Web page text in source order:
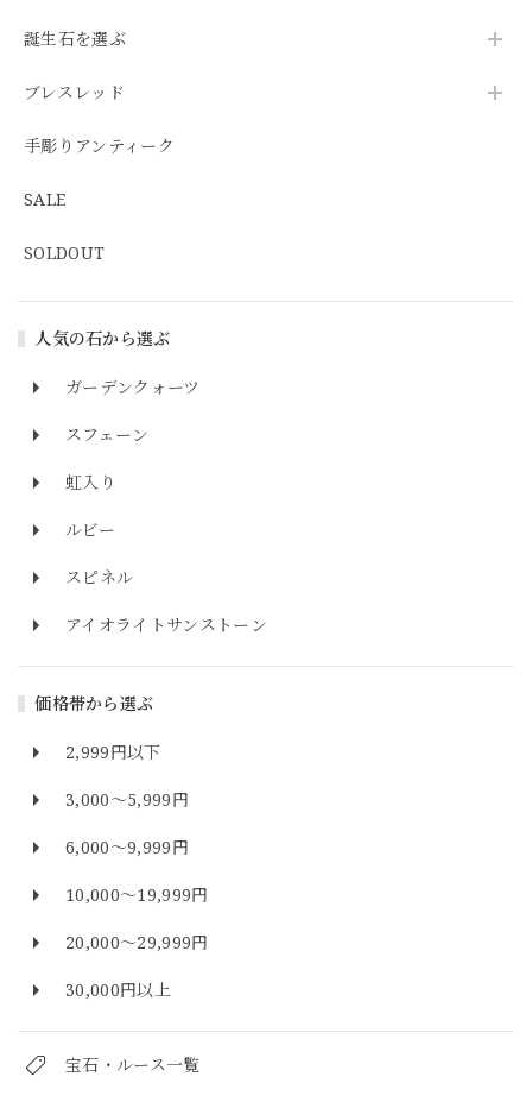
誕生石を選ぶ
ブレスレッド
手彫りアンティーク
SALE
SOLDOUT
人気の石から選ぶ
ガーデンクォーツ
スフェーン
虹入り
ルビー
スピネル
アイオライトサンストーン
価格帯から選ぶ
2,999円以下
3,000～5,999円
6,000～9,999円
10,000～19,999円
20,000～29,999円
30,000円以上
宝石・ルース一覧